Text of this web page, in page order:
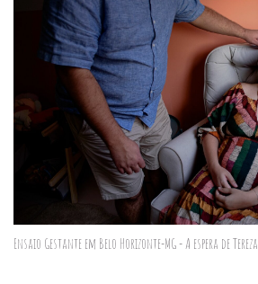
Ensaio Gestante em Belo Horizonte-MG - A espera de Tereza